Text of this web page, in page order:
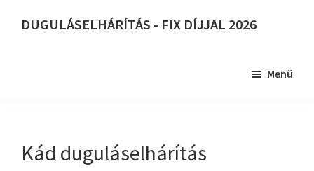
DUGULÁSELHÁRÍTÁS - FIX DÍJJAL 2026
Menü
Kád duguláselhárítás